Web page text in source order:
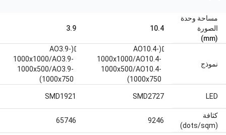
مساحة وحدة
الصورة
(mm)
10.4
3.9
نموذج
open_in_new
(AO10.4-
1000x1000/AO10.4-
1000x500/AO10.4-
1000x750)
open_in_new
(AO3.9-
1000x1000/AO3.9-
1000x500/AO3.9-
1000x750)
‫LED
SMD2727
SMD1921
كثافة
(dots/sqm)
9246
65746